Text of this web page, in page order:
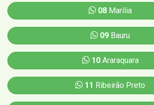
08 Marília
09 Bauru
10Araraquara
11 Ribeirão Preto